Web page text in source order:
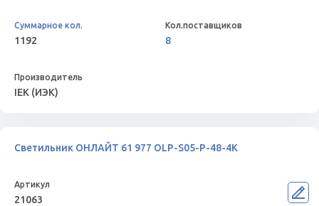
1192 8
IEK (ИЭК)
Светильник ОНЛАЙТ 61 977 OLP-S05-P-48-4K
21063